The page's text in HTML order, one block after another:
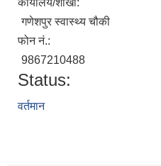
गणेशपुर स्वास्थ्य चौकी
फोन नं.:
9867210488
Status:
वर्तमान